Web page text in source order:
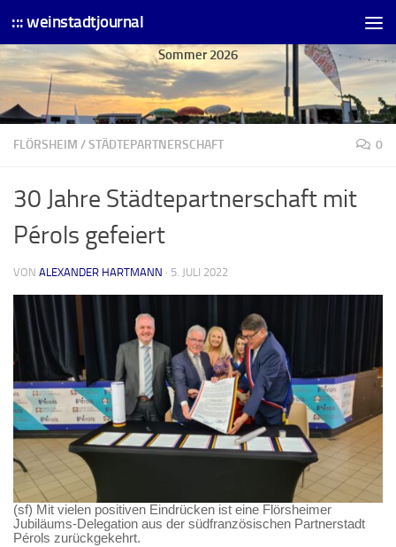
Skip to content
::: weinstadtjournal
Sommer 2026
FLÖRSHEIM /STÄDTEPARTNERSCHAFT 0
30 Jahre Städtepartnerschaft mit
Pérols gefeiert
VON ALEXANDER HARTMANN · 5. JULI 2022
(sf) Mit vielen positiven Eindrücken ist eine Flörsheimer
Jubiläums-Delegation aus der südfranzösischen Partnerstadt
Pérols zurückgekehrt.